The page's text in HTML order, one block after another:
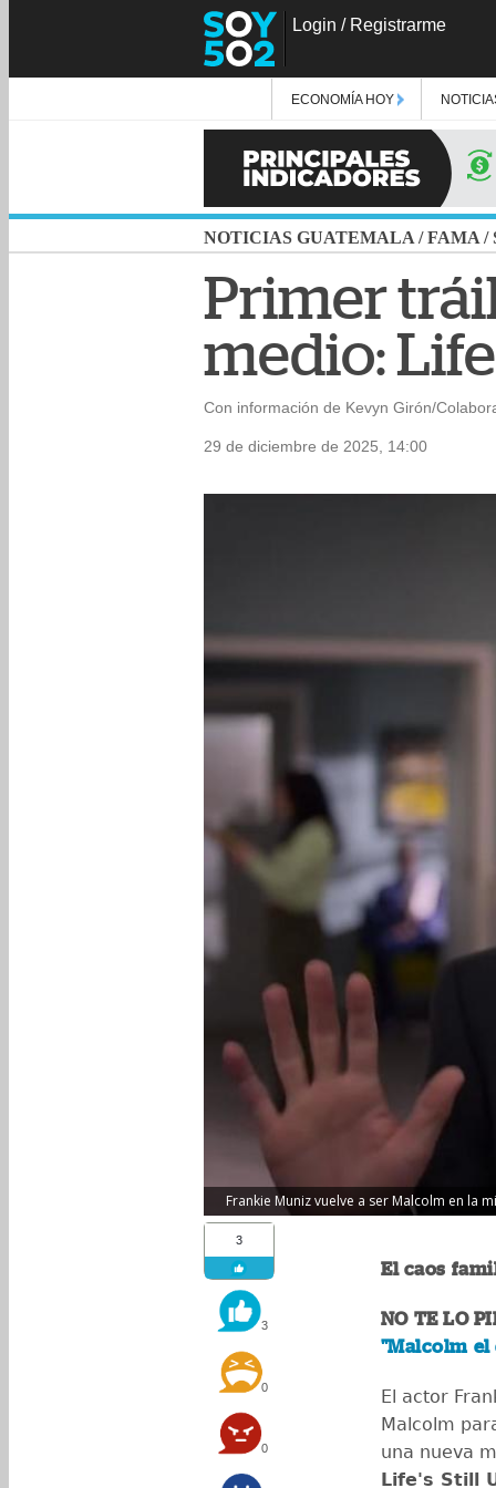
Login / Registrarme
ECONOMÍA HOY
NOTICIAS GUATEMALA /FAMA /
Primer
medio:
Con información de Kevyn Girón/
29 de diciembre de 2025, 14:00
Frankie Muniz vuelve a ser Malcolm en la
3
3
0
0
El caos
NO TE LO
"Malcolm el
El actor
Malcolm
una nueva
Life's Still